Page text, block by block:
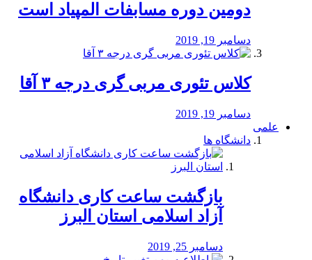
دومین دوره مسابفات المپیاد است
دسامبر 19, 2019
کلاس تئوری مربی گری درجه ۳ آقا
دسامبر 19, 2019
علمی
دانشگاه ها
بازگشت ساعت کاری دانشگاه
آزاد اسلامی استان البرز
دسامبر 25, 2019